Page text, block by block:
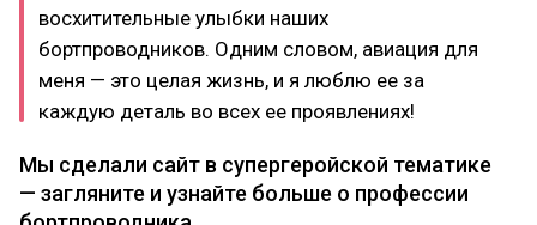
восхитительные улыбки наших
бортпроводников. Одним словом, авиация для
меня — это целая жизнь, и я люблю ее за
каждую деталь во всех ее проявлениях!
Мы сделали сайт в супергеройской тематике
— загляните и узнайте больше о профессии